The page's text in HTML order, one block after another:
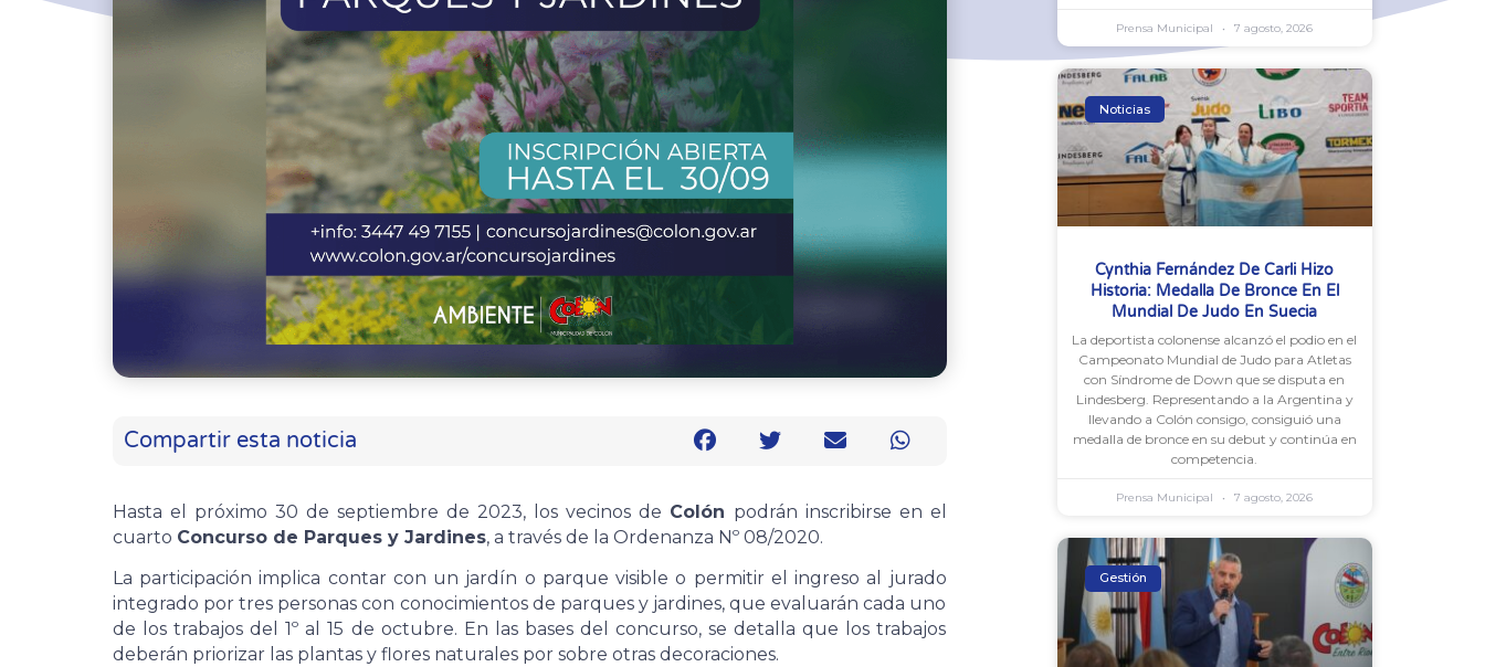
Compartir esta noticia
Hasta el próximo 30 de septiembre de 2023, los vecinos de Colón podrán inscribirse en el
cuarto Concurso de Parques y Jardines, a través de la Ordenanza Nº 08/2020.
La participación implica contar con un jardín o parque visible o permitir el ingreso al jurado
integrado por tres personas con conocimientos de parques y jardines, que evaluarán cada uno
de los trabajos del 1º al 15 de octubre. En las bases del concurso, se detalla que los trabajos
deberán priorizar las plantas y flores naturales por sobre otras decoraciones.
Prensa Municipal 7 agosto, 2026
Noticias
Cynthia Fernández De Carli Hizo
Historia: Medalla De Bronce En El
Mundial De Judo En Suecia
La deportista colonense alcanzó el podio en el
Campeonato Mundial de Judo para Atletas
con Síndrome de Down que se disputa en
Lindesberg. Representando a la Argentina y
llevando a Colón consigo, consiguió una
medalla de bronce en su debut y continúa en
competencia.
Prensa Municipal 7 agosto, 2026
Gestión